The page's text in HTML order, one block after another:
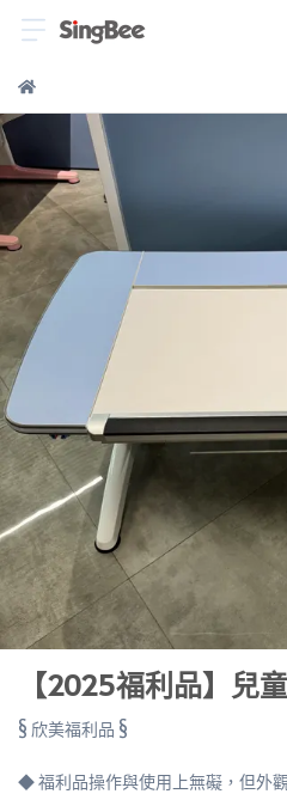
【2025福利品】兒
§ 欣美福利品 §
◆ 福利品操作與使用上無礙，但外